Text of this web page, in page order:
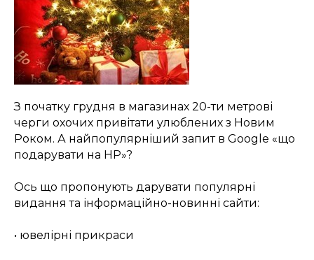
З початку грудня в магазинах 20-ти метрові
черги охочих привітати улюблених з Новим
Роком. А найпопулярніший запит в Google «що
подарувати на НР»?
Ось що пропонують дарувати популярні
видання та інформаційно-новинні сайти:
• ювелірні прикраси